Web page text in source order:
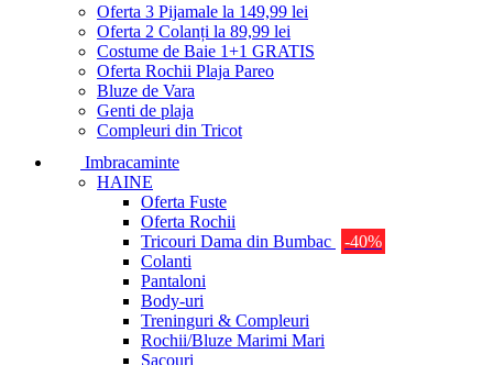
Oferta 3 Pijamale la 149,99 lei
Oferta 2 Colanți la 89,99 lei
Costume de Baie 1+1 GRATIS
Oferta Rochii Plaja Pareo
Bluze de Vara
Genti de plaja
Compleuri din Tricot
Imbracaminte
HAINE
Oferta Fuste
Oferta Rochii
Tricouri Dama din Bumbac
-40%
Colanti
Pantaloni
Body-uri
Treninguri & Compleuri
Rochii/Bluze Marimi Mari
Sacouri